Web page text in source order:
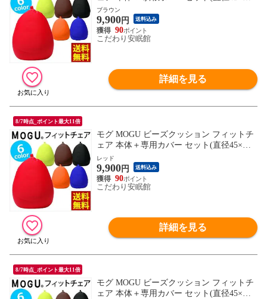
さ55cm ブラウン)【10I83249BR】
ブラウン
9,900円 送料込み
90
こだわり安眠館
詳細を見る
8/7時点_ポイント最大11倍
モグ MOGU ビーズクッション フィットチ
ェア 本体＋専用カバー セット(直径45×高
さ55cm レッド)【10I83245RE】
レッド
9,900円 送料込み
90
こだわり安眠館
詳細を見る
8/7時点_ポイント最大11倍
モグ MOGU ビーズクッション フィットチ
ェア 本体＋専用カバー セット(直径45×高